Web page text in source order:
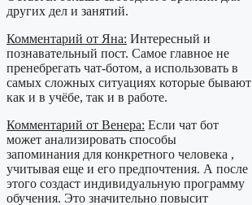
других дел и занятий.
Комментарий от Яна: Интересный и
познавательный пост. Самое главное не
пренебрегать чат-ботом, а использовать в
самых сложных ситуациях которые бывают
как и в учёбе, так и в работе.
Комментарий от Венера: Если чат бот
может анализировать способы
запоминания для конкретного человека ,
учитывая еще и его предпочтения. А после
этого создаст индивидуальную программу
обучения. Это значительно повысит